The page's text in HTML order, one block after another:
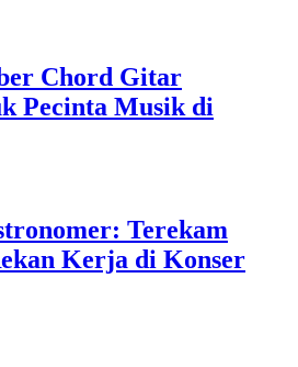
Chord Gitar
Pecinta Musik di
Terekam
Kerja di Konser